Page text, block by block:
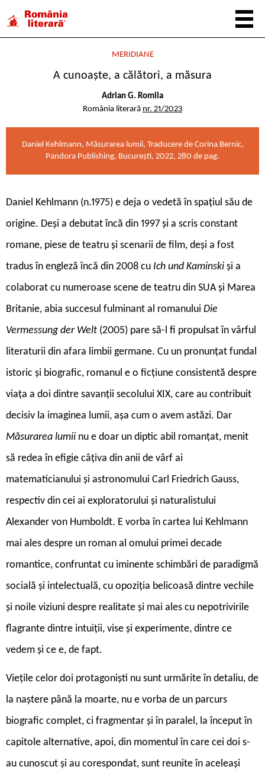
MERIDIANE
A cunoaște, a călători, a măsura
Adrian G. Romila
România literară nr. 21/2023
Daniel Kehlmann, Măsurarea lumii, Traducere de Corina Bernic,
Pandora Publishing, București, 2022, 280 de pag.
Daniel Kehlmann (n.1975) e deja o vedetă în spațiul său de
origine. Deși a debutat încă din 1997 și a scris constant
romane, piese de teatru și scenarii de film, deși a fost
tradus în engleză încă din 2008 cu Ich und Kaminski și a
colaborat cu numeroase scene de teatru din SUA și Marea
Britanie, abia succesul fulminant al romanului Die
Vermessung der Welt (2005) pare să-l fi propulsat în vârful
literaturii din afara limbii germane. Cu un pronunțat fundal
istoric și biografic, romanul e o ficțiune consistentă despre
viața a doi dintre savanții secolului XIX, care au contribuit
decisiv la imaginea lumii, așa cum o avem astăzi. Dar
Măsurarea lumii nu e doar un diptic abil romanțat, menit
să redea în efigie câțiva din anii de vârf ai
matematicianului și astronomului Carl Friedrich Gauss,
respectiv din cei ai exploratorului și naturalistului
Alexander von Humboldt. E vorba în cartea lui Kehlmann
mai ales despre un roman al omului primei decade
romantice, confruntat cu iminente schimbări de paradigmă
socială și intelectuală, cu opoziția belicoasă dintre vechile
și noile viziuni despre realitate și mai ales cu nepotrivirile
flagrante dintre intuiții, vise și experimente, dintre ce
vedem și ce e, de fapt.
Viețile celor doi protagoniști nu sunt urmărite în detaliu, de
la naștere până la moarte, nu e vorba de un parcurs
biografic complet, ci fragmentar și în paralel, la început în
capitole alternative, apoi, din momentul în care cei doi s-
au cunoscut și au corespondat, sunt reunite în aceleași